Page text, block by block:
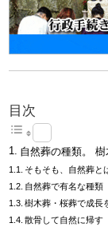
目次
自然葬の種類。
そもそも、自然葬と
自然葬で有名な種類
樹木葬・桜葬で成長
散骨して自然に帰す